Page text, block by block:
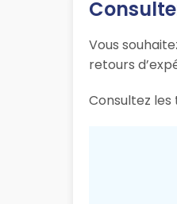
Vous
retours
Consultez